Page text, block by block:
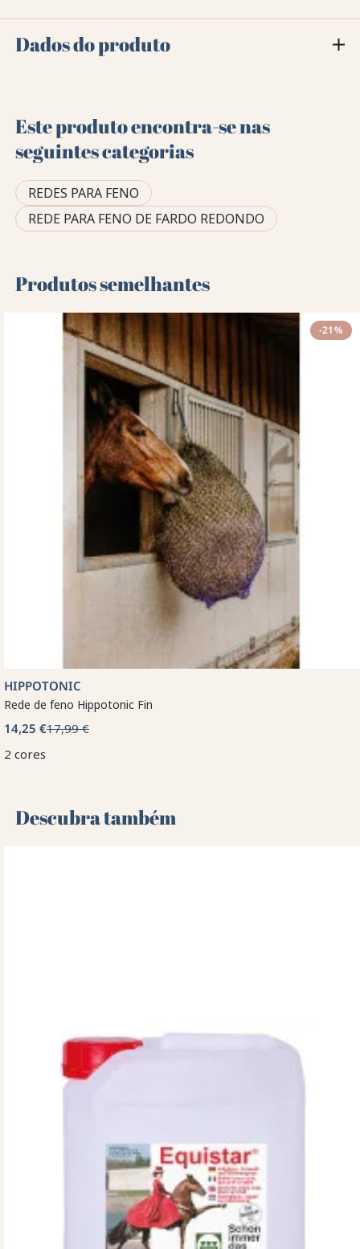
Dados do produto
Este produto encontra-se nas
seguintes categorias
REDES PARA FENO
REDE PARA FENO DE FARDO REDONDO
Produtos semelhantes
-21%
HIPPOTONIC
Rede de feno Hippotonic Fin
14,25 €17,99 €
2 cores
Descubra também 🌻